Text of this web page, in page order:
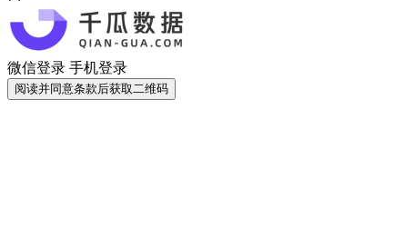
微信登录 手机登录
阅读并同意条款后获取二维码